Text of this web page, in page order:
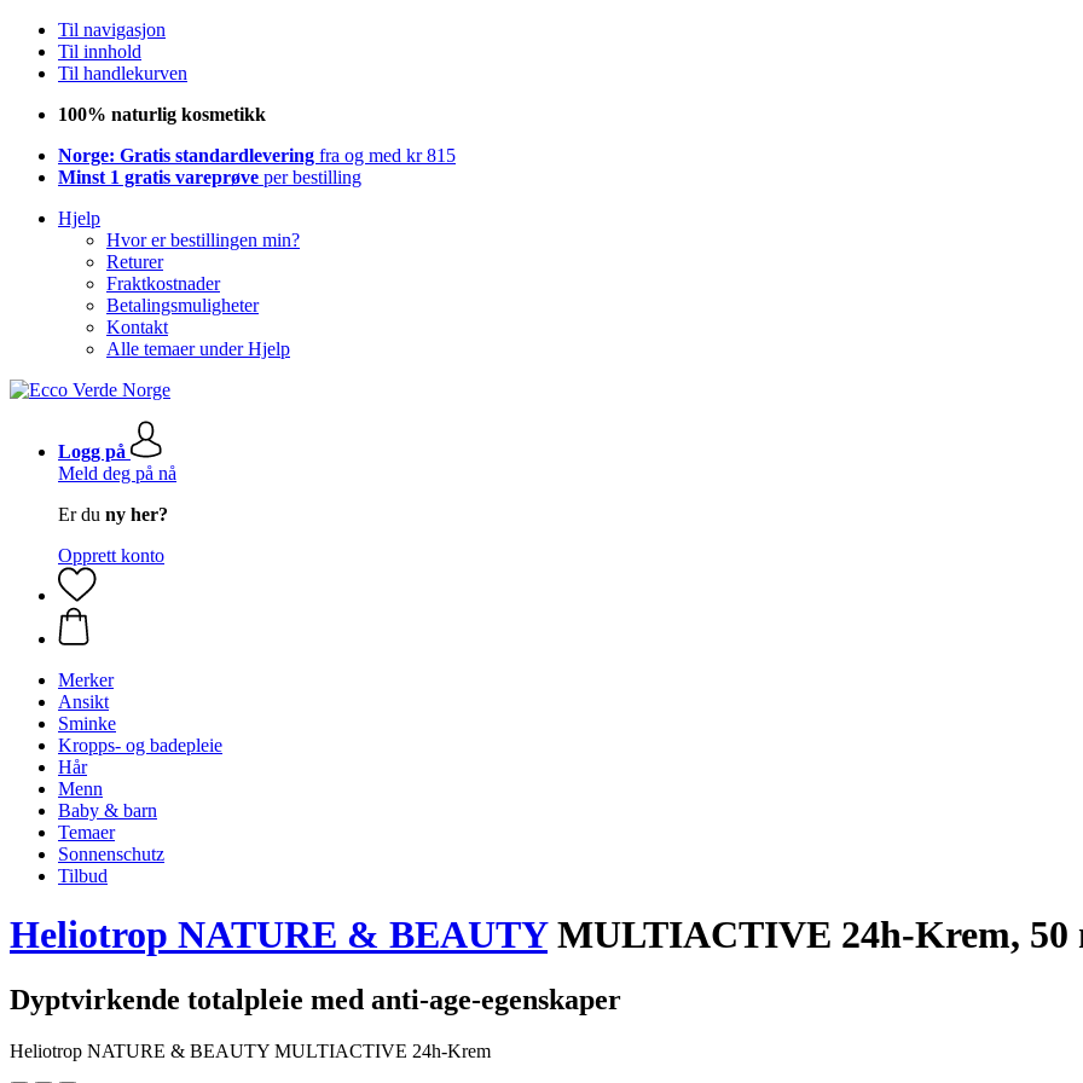
Til navigasjon
Til innhold
Til handlekurven
100% naturlig kosmetikk
Norge: Gratis standardlevering fra og med kr 815
Minst 1 gratis vareprøve per bestilling
Hjelp
Hvor er bestillingen min?
Returer
Fraktkostnader
Betalingsmuligheter
Kontakt
Alle temaer under Hjelp
Logg på
Meld deg på nå
Er du ny her?
Opprett konto
Merker
Ansikt
Sminke
Kropps- og badepleie
Hår
Menn
Baby & barn
Temaer
Sonnenschutz
Tilbud
Heliotrop NATURE & BEAUTYMULTIACTIVE 24h-Krem, 50
Dyptvirkende totalpleie med anti-age-egenskaper
Heliotrop NATURE & BEAUTY MULTIACTIVE 24h-Krem